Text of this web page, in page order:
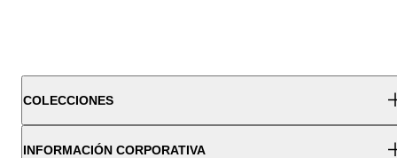
COLECCIONES
INFORMACIÓN CORPORATIVA